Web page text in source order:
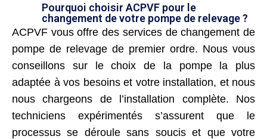
Pourquoi choisir ACPVF pour le
changement de votre pompe de relevage ?
ACPVF vous offre des services de changement de
pompe de relevage de premier ordre. Nous vous
conseillons sur le choix de la pompe la plus
adaptée à vos besoins et votre installation, et nous
nous chargeons de l’installation complète. Nos
techniciens expérimentés s’assurent que le
processus se déroule sans soucis et que votre